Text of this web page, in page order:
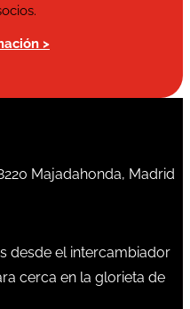
>
Majadahonda, Madrid
desde el intercambiador
cerca en la glorieta de